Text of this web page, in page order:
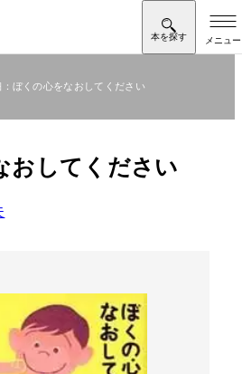
ぼくの心をなおしてください
おしてください